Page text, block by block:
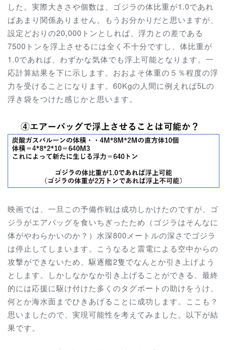
した。実際大きさや個数は、ゴジラの体比重が1.0であれ
ばあまり関係ありません。もうお分かりだと思いますが、
設定どおりの20,000トンとしれば、浮力との差である
7500トンを浮上させるには全く不十分ですし、体比重が
1.0であれば、わずかな気体でも浮上可能となります。一
応計算結果を下に示します。おおよそ体重の５％程度の浮
力を受けることになります。60Kgの人間に例えれば5Lの
浮き袋をつけた感じかと思います。
映画では、一旦この予備作戦は成功しかけたのですが、ゴ
ジラがエアバッグを食いちぎったため（ゴジラはそんなに
体がやわらかいのか？）水深800メートルの深さでゴジラ
は停止してしまいます。こうなると震電による空中からの
攻撃ができないため、駆逐艦2隻でなんとか引き上げよう
とします。しかしなかなか引き上げることができる、最終
的には応援に駆け付けた多くのタグボートの助けをうけ、
何とか海水面までひきあげることに成功します。ここも？
思いましたので、実現可能性を考えてみました。以下が結
果です。